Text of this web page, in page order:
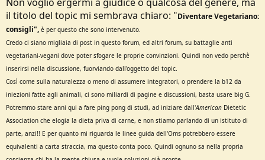
il titolo del topic mi sembrava chiaro: "Diventare Vegetariano:
consigli", è per questo che sono intervenuto.
Credo ci siano migliaia di post in questo forum, ed altri forum, su battaglie anti
vegetariani-vegani dove poter sfogare le proprie convinzioni. Quindi non vedo perchè
inserirsi nella discussione, fuorviando dall'oggetto del topic.
Così come sulla naturalezza o meno di assumere integratori, o prendere la b12 da
iniezioni fatte agli animali, ci sono miliardi di pagine e discussioni, basta usare big G.
Potremmo stare anni qui a fare ping pong di studi, ad iniziare dall'American Dietetic
Association che elogia la dieta priva di carne, e non stiamo parlando di un istituto di
parte, anzi!! E per quanto mi riguarda le linee guida dell'Oms potrebbero essere
equivalenti a carta straccia, ma questo conta poco. Quindi ognuno sa nella propria